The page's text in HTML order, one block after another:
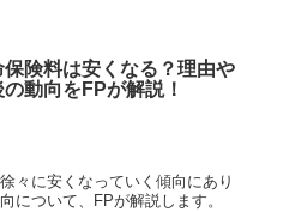
保険料は安くなる？理由や
動向をFPが解説！
々に安くなっていく傾向にあり
について、FPが解説します。